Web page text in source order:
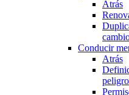
Atrás
Conducir
Atrás